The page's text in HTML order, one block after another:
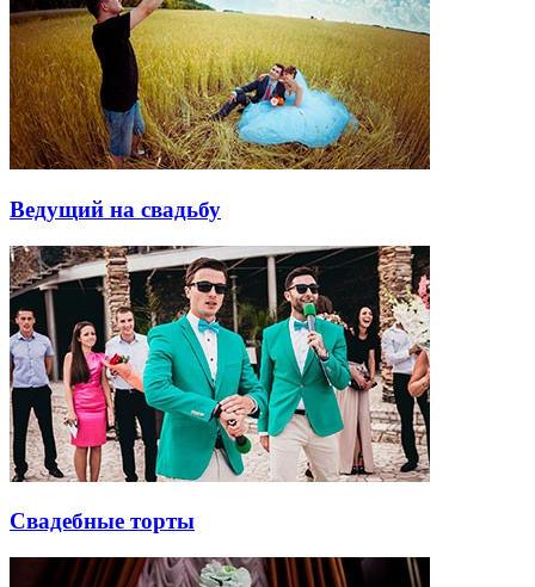
Ведущий на свадьбу
Свадебные торты